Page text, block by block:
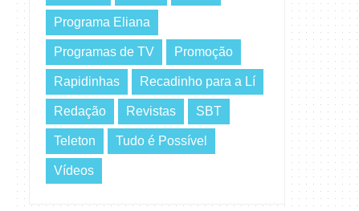
Programa Eliana
Programas de TV Promoção
Rapidinhas Recadinho para a Lí
Redação Revistas SBT
Teleton Tudo é Possível
Vídeos